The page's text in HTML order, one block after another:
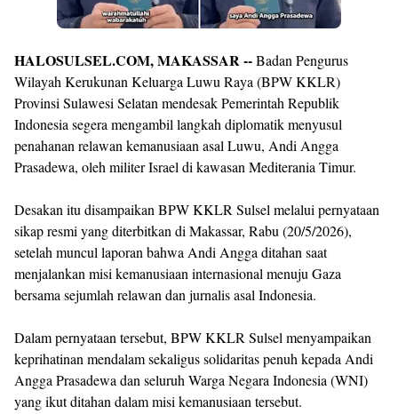
HALOSULSEL.COM, MAKASSAR --Badan Pengurus
Wilayah Kerukunan Keluarga Luwu Raya (BPW KKLR)
Provinsi Sulawesi Selatan mendesak Pemerintah Republik
Indonesia segera mengambil langkah diplomatik menyusul
penahanan relawan kemanusiaan asal Luwu, Andi Angga
Prasadewa, oleh militer Israel di kawasan Mediterania Timur.
Desakan itu disampaikan BPW KKLR Sulsel melalui pernyataan
sikap resmi yang diterbitkan di Makassar, Rabu (20/5/2026),
setelah muncul laporan bahwa Andi Angga ditahan saat
menjalankan misi kemanusiaan internasional menuju Gaza
bersama sejumlah relawan dan jurnalis asal Indonesia.
Dalam pernyataan tersebut, BPW KKLR Sulsel menyampaikan
keprihatinan mendalam sekaligus solidaritas penuh kepada Andi
Angga Prasadewa dan seluruh Warga Negara Indonesia (WNI)
yang ikut ditahan dalam misi kemanusiaan tersebut.